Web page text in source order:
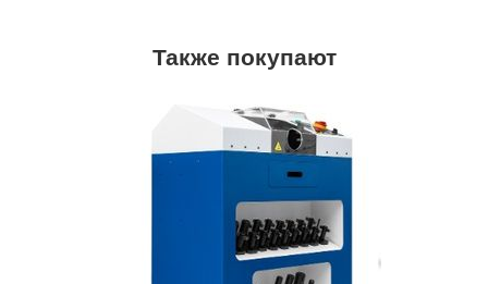
Также покупают